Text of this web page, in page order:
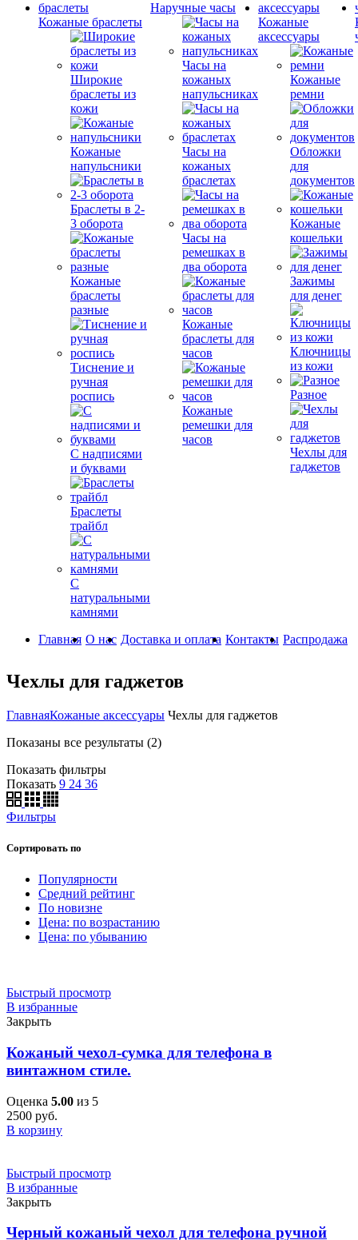
Кожаные браслеты
Широкие
браслеты из
кожи
Кожаные
напульсники
Браслеты в 2-
3 оборота
Кожаные
браслеты
разные
Тиснение и
ручная
роспись
С надписями
и буквами
Браслеты
трайбл
С
натуральными
камнями
Наручные часы
Часы на
кожаных
напульсниках
Часы на
кожаных
браслетах
Часы на
ремешках в
два оборота
Кожаные
браслеты для
часов
Кожаные
ремешки для
часов
Кожаные
аксессуары
Кожаные
ремни
Обложки
для
документов
Кожаные
кошельки
Зажимы
для денег
Ключницы
из кожи
Разное
Чехлы для
гаджетов
Главная О нас Доставка и оплата Контакты Распродажа
Чехлы для гаджетов
ГлавнаяКожаные аксессуары Чехлы для гаджетов
Показаны все результаты (2)
Показать фильтры
Показать 9 24 36
Фильтры
Сортировать по
Популярности
Средний рейтинг
По новизне
Цена: по возрастанию
Цена: по убыванию
Быстрый просмотр
В избранные
Закрыть
Кожаный чехол-сумка для телефона в
винтажном стиле.
Оценка 5.00 из 5
2500 руб.
В корзину
Быстрый просмотр
В избранные
Закрыть
Черный кожаный чехол для телефона ручной